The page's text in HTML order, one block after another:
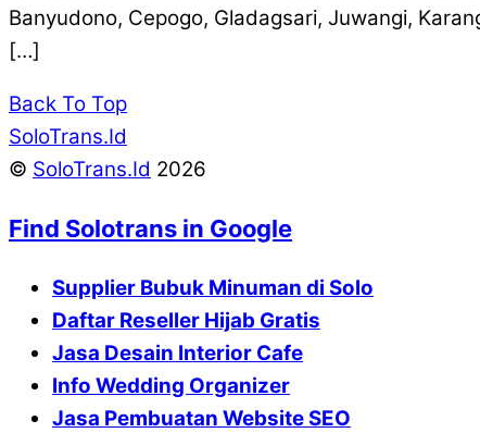
Banyudono, Cepogo, Gladagsari, Juwangi,
[…]
Back To Top
SoloTrans.Id
© SoloTrans.Id 2026
Find Solotrans in Google
Supplier Bubuk Minuman di Solo
Daftar Reseller Hijab Gratis
Jasa Desain Interior Cafe
Info Wedding Organizer
Jasa Pembuatan Website SEO